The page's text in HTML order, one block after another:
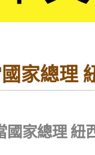
家總理
國家總理 紐